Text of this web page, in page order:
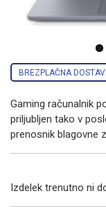
BREZPLAČNA
Gaming računalnik
priljubljen tako v
prenosnik blagovne
Izdelek trenutno ni